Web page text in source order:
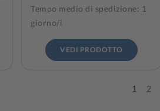
Tempo medio di spedizione: 1
giorno/i
VEDI PRODOTTO
1 2